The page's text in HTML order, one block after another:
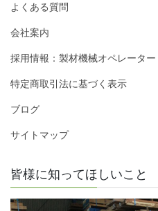
よくある質問
会社案内
採用情報：製材機械オペレーター
特定商取引法に基づく表示
ブログ
サイトマップ
皆様に知ってほしいこと